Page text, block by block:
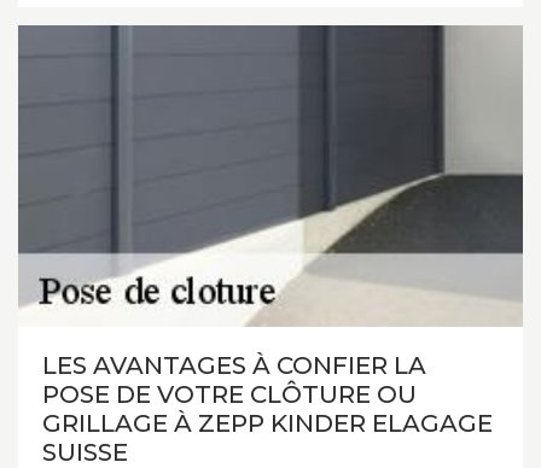
LES AVANTAGES À CONFIER LA
POSE DE VOTRE CLÔTURE OU
GRILLAGE À ZEPP KINDER ELAGAGE
SUISSE